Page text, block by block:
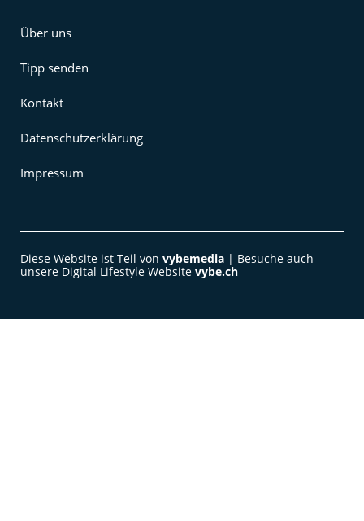
Über uns
Tipp senden
Kontakt
Datenschutzerklärung
Impressum
Diese Website ist Teil von vybemedia | Besuche auch
unsere Digital Lifestyle Website vybe.ch